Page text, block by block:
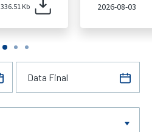
336.51 Kb 2026-08-03